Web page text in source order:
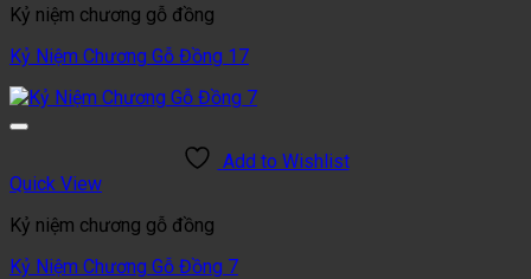
Kỷ niệm chương gỗ đồng
Kỷ Niệm Chương Gỗ Đồng 17
Add to Wishlist
Quick View
Kỷ niệm chương gỗ đồng
Kỷ Niệm Chương Gỗ Đồng 7